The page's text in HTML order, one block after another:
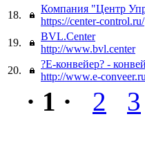
18.
Компания "Центр
https://center-control.ru/
19.
BVL.Center
http://www.bvl.center
20.
?Е-конвейер? -
http://www.e-
· 1 · 2 3